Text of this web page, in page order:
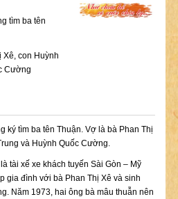
tìm ba tên
Xê, con Huỳnh
Cường
ký tìm ba tên Thuận. Vợ là bà Phan Thị
và Huỳnh Quốc Cường.
tài xế xe khách tuyến Sài Gòn – Mỹ
gia đình với bà Phan Thị Xê và sinh
Năm 1973, hai ông bà mâu thuẫn nên